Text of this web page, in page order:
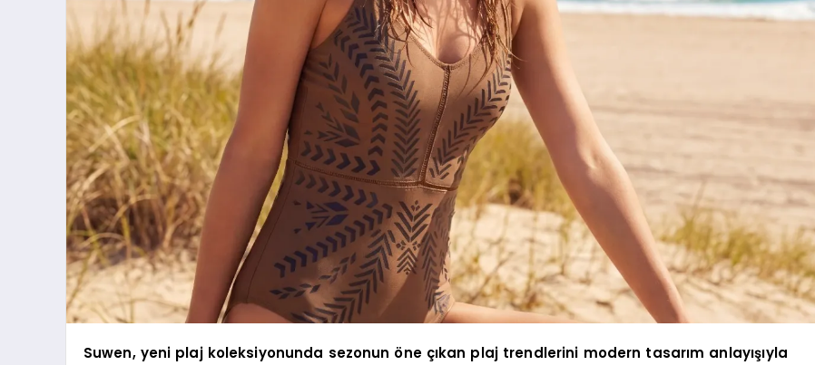
Suwen, yeni plaj koleksiyonunda sezonun öne çıkan plaj trendlerini modern tasarım anlayışıyla